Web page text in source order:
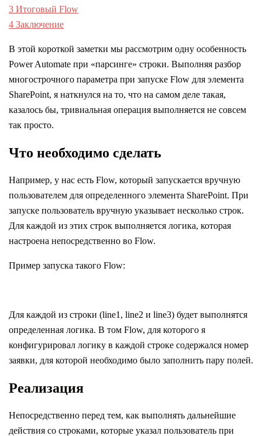
3 Итоговый Flow
4 Заключение
В этой короткой заметки мы рассмотрим одну особенность
Power Automate при «парсинге» строки. Выполняя разбор
многострочного параметра при запуске Flow для элемента
SharePoint, я наткнулся на то, что на самом деле такая,
казалось бы, тривиальная операция выполняется не совсем
так просто.
Что необходимо сделать
Например, у нас есть Flow, который запускается вручную
пользователем для определенного элемента SharePoint. При
запуске пользователь вручную указывает несколько строк.
Для каждой из этих строк выполняется логика, которая
настроена непосредственно во Flow.
Пример запуска такого Flow:
Для каждой из строки (line1, line2 и line3) будет выполнятся
определенная логика. В том Flow, для которого я
конфигурировал логику в каждой строке содержался номер
заявки, для которой необходимо было заполнить пару полей.
Реализация
Непосредственно перед тем, как выполнять дальнейшие
действия со строками, которые указал пользователь при